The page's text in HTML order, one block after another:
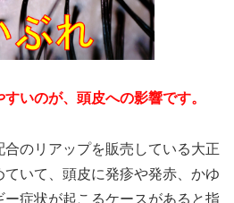
いのが、頭皮への影響です。
のリアップを販売している大正
いて、頭皮に発疹や発赤、かゆ
症状が起こるケースがあると指